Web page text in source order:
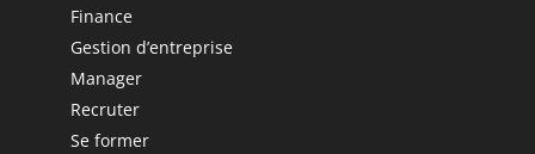
Finance
Gestion d’entreprise
Manager
Recruter
Se former